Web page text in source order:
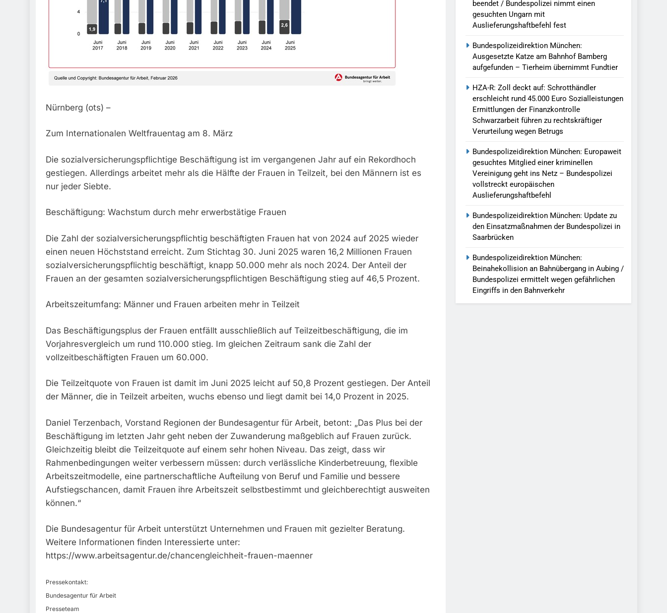
Nürnberg (ots) –
Zum Internationalen Weltfrauentag am 8. März
Die sozialversicherungspflichtige Beschäftigung ist im vergangenen Jahr auf ein Rekordhoch
gestiegen. Allerdings arbeitet mehr als die Hälfte der Frauen in Teilzeit, bei den Männern ist es
nur jeder Siebte.
Beschäftigung: Wachstum durch mehr erwerbstätige Frauen
Die Zahl der sozialversicherungspflichtig beschäftigten Frauen hat von 2024 auf 2025 wieder
einen neuen Höchststand erreicht. Zum Stichtag 30. Juni 2025 waren 16,2 Millionen Frauen
sozialversicherungspflichtig beschäftigt, knapp 50.000 mehr als noch 2024. Der Anteil der
Frauen an der gesamten sozialversicherungspflichtigen Beschäftigung stieg auf 46,5 Prozent.
Arbeitszeitumfang: Männer und Frauen arbeiten mehr in Teilzeit
Das Beschäftigungsplus der Frauen entfällt ausschließlich auf Teilzeitbeschäftigung, die im
Vorjahresvergleich um rund 110.000 stieg. Im gleichen Zeitraum sank die Zahl der
vollzeitbeschäftigten Frauen um 60.000.
Die Teilzeitquote von Frauen ist damit im Juni 2025 leicht auf 50,8 Prozent gestiegen. Der Anteil
der Männer, die in Teilzeit arbeiten, wuchs ebenso und liegt damit bei 14,0 Prozent in 2025.
Daniel Terzenbach, Vorstand Regionen der Bundesagentur für Arbeit, betont: „Das Plus bei der
Beschäftigung im letzten Jahr geht neben der Zuwanderung maßgeblich auf Frauen zurück.
Gleichzeitig bleibt die Teilzeitquote auf einem sehr hohen Niveau. Das zeigt, dass wir
Rahmenbedingungen weiter verbessern müssen: durch verlässliche Kinderbetreuung, flexible
Arbeitszeitmodelle, eine partnerschaftliche Aufteilung von Beruf und Familie und bessere
Aufstiegschancen, damit Frauen ihre Arbeitszeit selbstbestimmt und gleichberechtigt ausweiten
können.“
Die Bundesagentur für Arbeit unterstützt Unternehmen und Frauen mit gezielter Beratung.
Weitere Informationen finden Interessierte unter:
https://www.arbeitsagentur.de/chancengleichheit-frauen-maenner
Pressekontakt:
Bundesagentur für Arbeit
Presseteam
beendet / Bundespolizei nimmt einen
gesuchten Ungarn mit
Auslieferungshaftbefehl fest
Bundespolizeidirektion München:
Ausgesetzte Katze am Bahnhof Bamberg
aufgefunden – Tierheim übernimmt Fundtier
HZA-R: Zoll deckt auf: Schrotthändler
erschleicht rund 45.000 Euro Sozialleistungen
Ermittlungen der Finanzkontrolle
Schwarzarbeit führen zu rechtskräftiger
Verurteilung wegen Betrugs
Bundespolizeidirektion München: Europaweit
gesuchtes Mitglied einer kriminellen
Vereinigung geht ins Netz – Bundespolizei
vollstreckt europäischen
Auslieferungshaftbefehl
Bundespolizeidirektion München: Update zu
den Einsatzmaßnahmen der Bundespolizei in
Saarbrücken
Bundespolizeidirektion München:
Beinahekollision an Bahnübergang in Aubing /
Bundespolizei ermittelt wegen gefährlichen
Eingriffs in den Bahnverkehr